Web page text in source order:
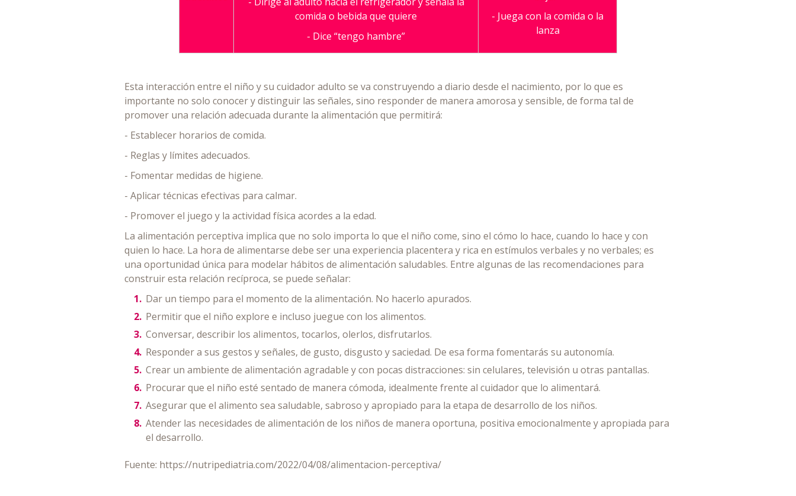
comida o bebida que quiere
- Dice “tengo hambre”
- Juega con la comida o la
lanza
Esta interacción entre el niño y su cuidador adulto se va construyendo a diario desde el nacimiento, por lo que es
importante no solo conocer y distinguir las señales, sino responder de manera amorosa y sensible, de forma tal de
promover una relación adecuada durante la alimentación que permitirá:
- Establecer horarios de comida.
- Reglas y límites adecuados.
- Fomentar medidas de higiene.
- Aplicar técnicas efectivas para calmar.
- Promover el juego y la actividad física acordes a la edad.
La alimentación perceptiva implica que no solo importa lo que el niño come, sino el cómo lo hace, cuando lo hace y con
quien lo hace. La hora de alimentarse debe ser una experiencia placentera y rica en estímulos verbales y no verbales; es
una oportunidad única para modelar hábitos de alimentación saludables. Entre algunas de las recomendaciones para
construir esta relación recíproca, se puede señalar:
Dar un tiempo para el momento de la alimentación. No hacerlo apurados.
Permitir que el niño explore e incluso juegue con los alimentos.
Conversar, describir los alimentos, tocarlos, olerlos, disfrutarlos.
Responder a sus gestos y señales, de gusto, disgusto y saciedad. De esa forma fomentarás su autonomía.
Crear un ambiente de alimentación agradable y con pocas distracciones: sin celulares, televisión u otras pantallas.
Procurar que el niño esté sentado de manera cómoda, idealmente frente al cuidador que lo alimentará.
Asegurar que el alimento sea saludable, sabroso y apropiado para la etapa de desarrollo de los niños.
Atender las necesidades de alimentación de los niños de manera oportuna, positiva emocionalmente y apropiada para
el desarrollo.
Fuente: https://nutripediatria.com/2022/04/08/alimentacion-perceptiva/